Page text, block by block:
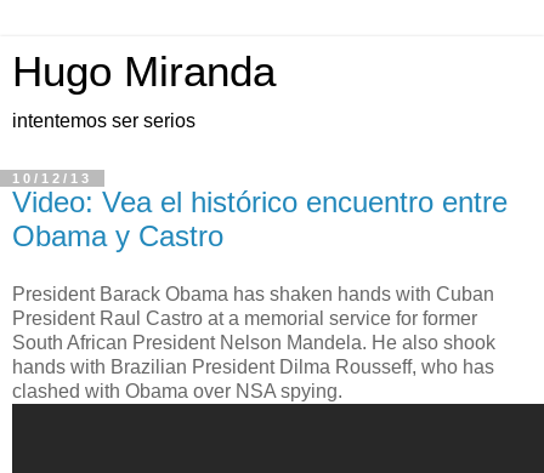
Hugo Miranda
intentemos ser serios
10/12/13
Video: Vea el histórico encuentro entre
Obama y Castro
President Barack Obama has shaken hands with Cuban
President Raul Castro at a memorial service for former
South African President Nelson Mandela. He also shook
hands with Brazilian President Dilma Rousseff, who has
clashed with Obama over NSA spying.